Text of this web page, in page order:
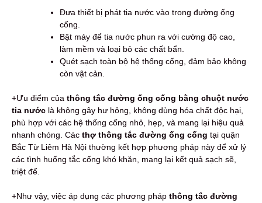
Đưa thiết bị phát tia nước vào trong đường ống
cống.
Bật máy để tia nước phun ra với cường độ cao,
làm mềm và loại bỏ các chất bẩn.
Quét sạch toàn bộ hệ thống cống, đảm bảo không
còn vật cản.
+Ưu điểm của thông tắc đường ống cống bằng chuột nước
tia nước là không gây hư hỏng, không dùng hóa chất độc hại,
phù hợp với các hệ thống cống nhỏ, hẹp, và mang lại hiệu quả
nhanh chóng. Các thợ thông tắc đường ống cống tại quận
Bắc Từ Liêm Hà Nội thường kết hợp phương pháp này để xử lý
các tình huống tắc cống khó khăn, mang lại kết quả sạch sẽ,
triệt để.
+Như vậy, việc áp dụng các phương pháp thông tắc đường